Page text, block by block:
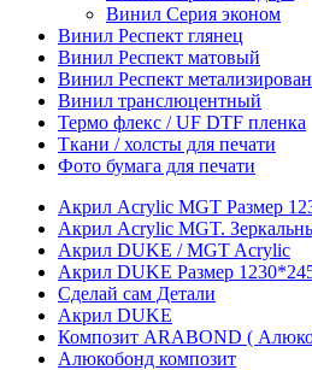
Винил Серия эконом
Винил Респект глянец
Винил Респект матовый
Винил Респект
Винил транслюцентный
Термо флекс / UF DTF пленка
Ткани / холсты для печати
Фото бумага для печати
Акрил Acrylic MGT Размер
Акрил Acrylic MGT.
Акрил DUKE / MGT Acrylic
Акрил DUKE Размер
Сделай сам Детали
Акрил DUKE
Композит ARABOND (
Алюкобонд композит